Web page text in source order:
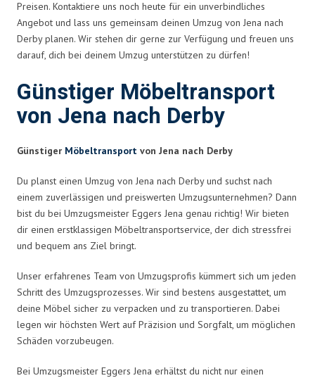
Preisen. Kontaktiere uns noch heute für ein unverbindliches
Angebot und lass uns gemeinsam deinen Umzug von Jena nach
Derby planen. Wir stehen dir gerne zur Verfügung und freuen uns
darauf, dich bei deinem Umzug unterstützen zu dürfen!
Günstiger Möbeltransport
von Jena nach Derby
Günstiger Möbeltransport von Jena nach Derby
Du planst einen Umzug von Jena nach Derby und suchst nach
einem zuverlässigen und preiswerten Umzugsunternehmen? Dann
bist du bei Umzugsmeister Eggers Jena genau richtig! Wir bieten
dir einen erstklassigen Möbeltransportservice, der dich stressfrei
und bequem ans Ziel bringt.
Unser erfahrenes Team von Umzugsprofis kümmert sich um jeden
Schritt des Umzugsprozesses. Wir sind bestens ausgestattet, um
deine Möbel sicher zu verpacken und zu transportieren. Dabei
legen wir höchsten Wert auf Präzision und Sorgfalt, um möglichen
Schäden vorzubeugen.
Bei Umzugsmeister Eggers Jena erhältst du nicht nur einen